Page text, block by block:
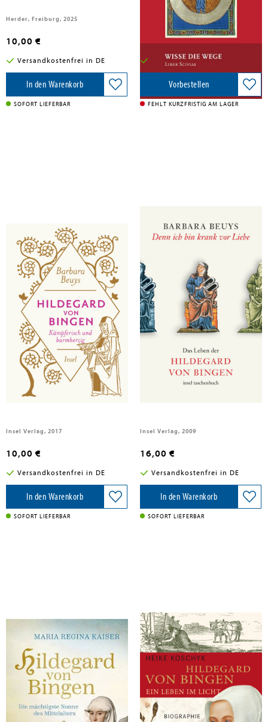
Herder, Freiburg, 2025
10,00 €
Versandkostenfrei in DE
In den Warenkorb
SOFORT LIEFERBAR
Band 1
Beuroner Kunstverlag, 2012
19,90 €
Versandkostenfrei in DE
Vorbestellen
FEHLT KURZFRISTIG AM LAGER
Beuys, Barbara
Hildegard von Bingen
Insel Verlag, 2017
10,00 €
Versandkostenfrei in DE
In den Warenkorb
SOFORT LIEFERBAR
Beuys, Barbara
Denn ich bin krank vor Liebe
Insel Verlag, 2009
16,00 €
Versandkostenfrei in DE
In den Warenkorb
SOFORT LIEFERBAR